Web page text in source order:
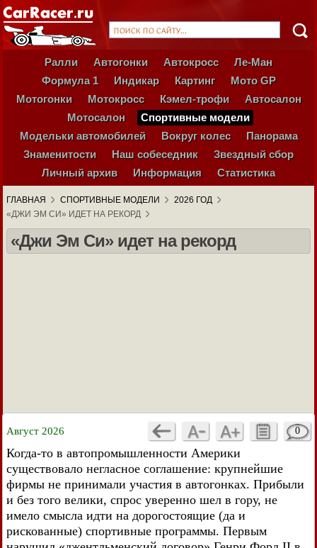
Ралли Автогонки Автокросс
Ле-Ман
Формула 1
Индикар Картинг
Мото GP
Мотогонки
Мотокросс Кэмел-трофи
Автосалон
Мотосалон
Спортивные модели
Модельки автомобилей
Вокруг колес
Панорама
Знаменитости
Наш собеседник
Звездный сбор
Личный архив
Информация Статистика
ГЛАВНАЯ СПОРТИВНЫЕ МОДЕЛИ
2026 ГОД
«ДЖИ ЭМ СИ» ИДЕТ НА РЕКОРД
«Джи Эм Си» идет на рекорд
Август 2026 0
Когда-то в автопромышленности Америки
существовало негласное соглашение: крупнейшие
фирмы не принимали участия в автогонках. Прибыли
и без того велики, спрос уверенно шел в гору, не
имело смысла идти на дорогостоящие (да и
рискованные) спортивные программы. Первым